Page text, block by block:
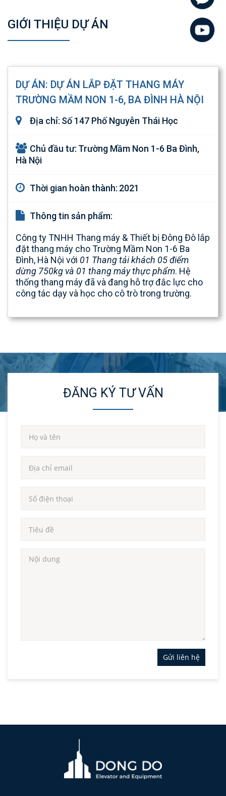
GIỚI THIỆU DỰ ÁN
DỰ ÁN: DỰ ÁN LẮP ĐẶT THANG MÁY
TRƯỜNG MẦM NON 1-6, BA ĐÌNH HÀ NỘI
Địa chỉ: Số 147 Phố Nguyễn Thái Học
Chủ đầu tư: Trường Mầm Non 1-6 Ba Đình,
Hà Nội
Thời gian hoàn thành: 2021
Thông tin sản phẩm:
Công ty TNHH Thang máy & Thiết bị Đông Đô lắp
đặt thang máy choTrường Mầm Non 1-6 Ba
Đình, Hà Nội với 01 Thang tải khách 05 điểm
dừng 750kg và 01 thang máy thực phẩm. Hệ
thống thang máy đã và đang hỗ trợ đắc lực cho
công tác dạy và học cho cô trò trong trường.
ĐĂNG KÝ TƯ VẤN
Gửi liên hệ